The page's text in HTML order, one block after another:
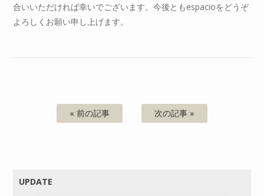
合いいただければ幸いでございます。今後ともespacioをどうぞ
よろしくお願い申し上げます。
« 前の記事 次の記事 »
UPDATE